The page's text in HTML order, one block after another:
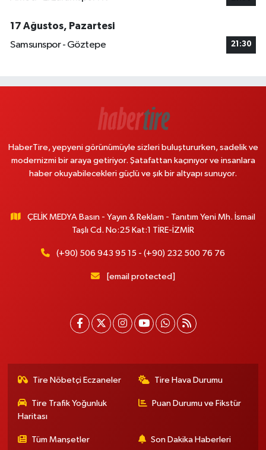
17 Ağustos, Pazartesi
Samsunspor - Göztepe
21:30
HaberTire, yepyeni görünümüyle sizleri buluştururken, sadelik ve
modernizmi bir araya getiriyor. Şatafattan kaçınıyor ve insanlara
haber okuyabilecekleri güçlü ve şık bir altyapı sunuyor.
ÇELİK MEDYA Basın - Yayın & Reklam - Tanıtım Yeni Mh. İsmail
Taşlı Cd. No:25 Kat:1 TİRE-İZMİR
(+90) 506 943 95 15 - (+90) 232 500 76 76
[email protected]
Tire Nöbetçi Eczaneler Tire Hava Durumu
Tire Trafik Yoğunluk
Haritası
Puan Durumu ve Fikstür
Tüm Manşetler Son Dakika Haberleri